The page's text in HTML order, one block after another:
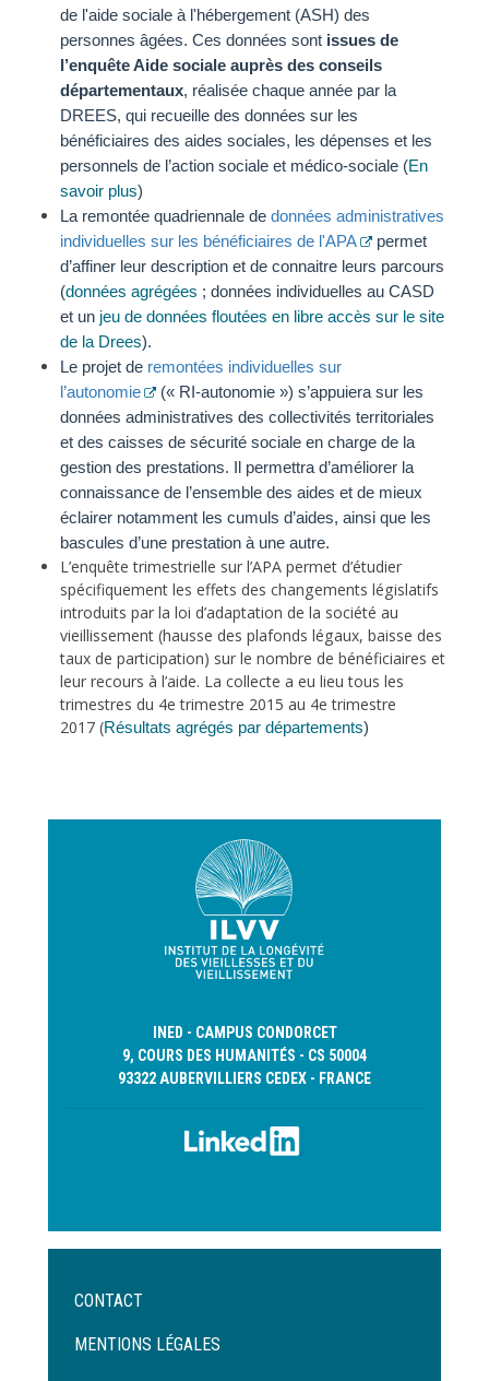
de l'aide sociale à l'hébergement (ASH) des
personnes âgées. Ces données sont issues de
l’enquête Aide sociale auprès des conseils
départementaux, réalisée chaque année par la
DREES, qui recueille des données sur les
bénéficiaires des aides sociales, les dépenses et les
personnels de l’action sociale et médico-sociale (En
savoir plus)
La remontée quadriennale de données administratives
individuelles sur les bénéficiaires de l'APA
permet
d’affiner leur description et de connaitre leurs parcours
(données agrégées ; données individuelles au CASD
et un jeu de données floutées en libre accès sur le site
de la Drees).
Le projet de remontées individuelles sur
l’autonomie
(« RI-autonomie ») s’appuiera sur les
données administratives des collectivités territoriales
et des caisses de sécurité sociale en charge de la
gestion des prestations. Il permettra d’améliorer la
connaissance de l’ensemble des aides et de mieux
éclairer notamment les cumuls d’aides, ainsi que les
bascules d’une prestation à une autre.
L’enquête trimestrielle sur l’APA permet d’étudier
spécifiquement les effets des changements législatifs
introduits par la loi d’adaptation de la société au
vieillissement (hausse des plafonds légaux, baisse des
taux de participation) sur le nombre de bénéficiaires et
leur recours à l’aide. La collecte a eu lieu tous les
trimestres du 4e trimestre 2015 au 4e trimestre
2017 (Résultats agrégés par départements)
INED - CAMPUS CONDORCET
9, COURS DES HUMANITÉS - CS 50004
93322 AUBERVILLIERS CEDEX - FRANCE
Menu
de
CONTACT
MENTIONS LÉGALES